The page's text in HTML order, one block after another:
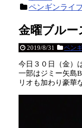
ペンギンライ
金曜ブルー
2019/8/31 ペン
今日３０日（金）
一部はジミー矢島
リオも加わり豪華